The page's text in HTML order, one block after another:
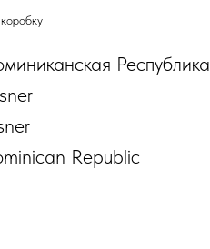
Республика
Republic